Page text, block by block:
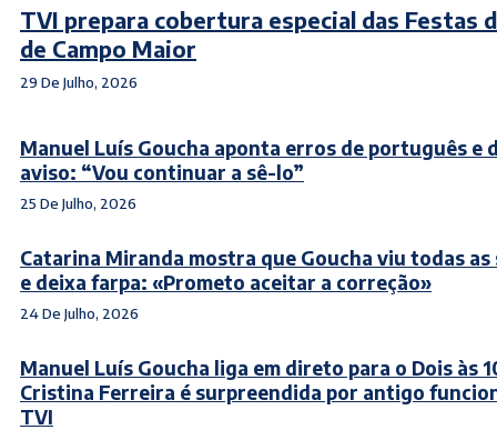
TVI prepara cobertura especial das Festas
de Campo Maior
29 De Julho, 2026
Manuel Luís Goucha aponta erros de português e
aviso: “Vou continuar a sê-lo”
25 De Julho, 2026
Catarina Miranda mostra que Goucha viu todas
e deixa farpa: «Prometo aceitar a correção»
24 De Julho, 2026
Manuel Luís Goucha liga em direto para o Dois às
Cristina Ferreira é surpreendida por antigo
TVI